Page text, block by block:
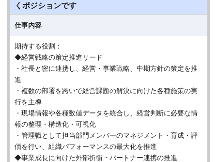
くポジションです
仕事内容
期待する役割：
◆経営戦略の策定推進リード
・社長と密に連携し、経営・事業戦略、中期方針の策定を推
進
・複数の部署を跨いで経営課題の解決に向けた各種施策の実
行を主導
・現場情報や各種数値データを統合し、経営判断に必要な情
報の整理・構造化・可視化
・管理職として担当部門メンバーのマネジメント・育成・評
価を行い、組織パフォーマンスの最大化を推進
◆事業成長に向けた外部折衝・パートナー連携の推進